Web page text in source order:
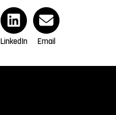
LinkedIn Email